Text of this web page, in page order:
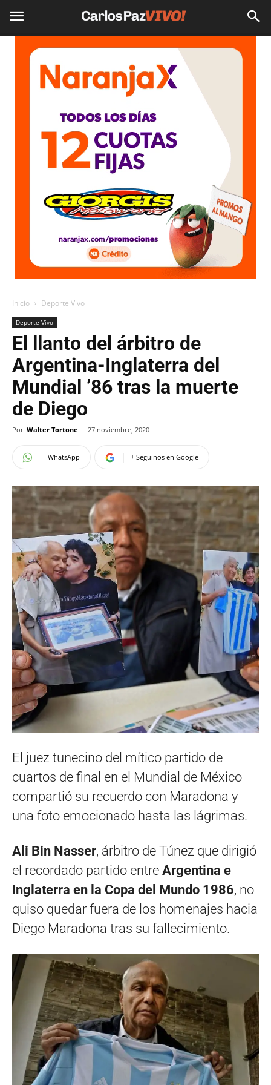
Inicio Deporte Vivo
Deporte Vivo
El llanto del árbitro de
Argentina-Inglaterra del
Mundial ’86 tras la muerte
de Diego
Por Walter Tortone - 27 noviembre, 2020
WhatsApp + Seguinos en Google
El juez tunecino del mítico partido de
cuartos de final en el Mundial de México
compartió su recuerdo con Maradona y
una foto emocionado hasta las lágrimas.
Ali Bin Nasser, árbitro de Túnez que dirigió
el recordado partido entre Argentina e
Inglaterra en la Copa del Mundo 1986, no
quiso quedar fuera de los homenajes hacia
Diego Maradona tras su fallecimiento.